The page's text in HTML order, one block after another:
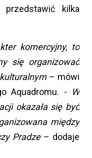
przedstawić kilka
komercyjny, to
się organizować
– mówi
Aquadromu. -
W
okazała się być
między
Pradze– dodaje